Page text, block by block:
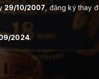
29/10/2007 , đăng ký thay
2024.